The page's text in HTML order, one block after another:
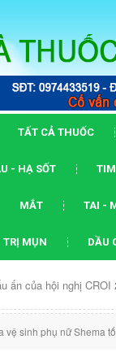
TẤT CẢ THUỐC
- HẠ SỐT
MẮT TAI -
MỤN DẦU
CROI 2026
vệ sinh phụ nữ Shema